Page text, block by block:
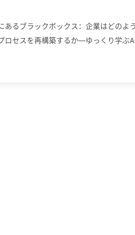
了开发时间和成本，提高了软件质量。
移到了数据管理、安全性和可维护性等
あるブラックボックス：企業はどのよ
ロセスを再構築するか—ゆっくり学ぶ